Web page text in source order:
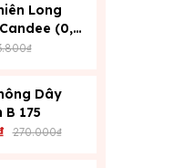
Long
(0,6
Dây
175
270.000₫